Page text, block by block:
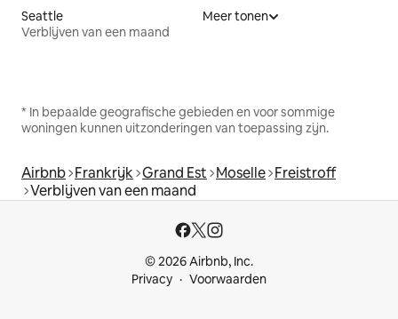
Seattle
Verblijven van een maand
Meer tonen
* In bepaalde geografische gebieden en voor sommige
woningen kunnen uitzonderingen van toepassing zijn.
Airbnb Frankrijk Grand Est Moselle Freistroff
Verblijven van een maand
© 2026 Airbnb, Inc.
Privacy
Voorwaarden